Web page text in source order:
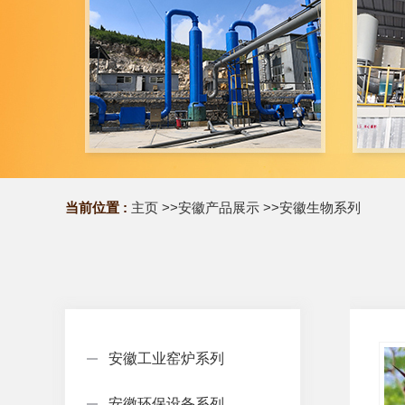
当前位置 : 主页 >>安徽产品展示 >>安徽生物系列
安徽工业窑炉系列